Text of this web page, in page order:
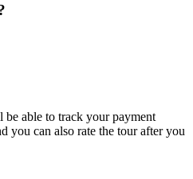
able to track your payment
you can also rate the tour after you